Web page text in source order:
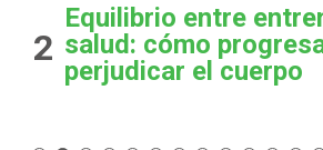
2
Equilibrio entre
salud: cómo
perjudicar el cuerpo